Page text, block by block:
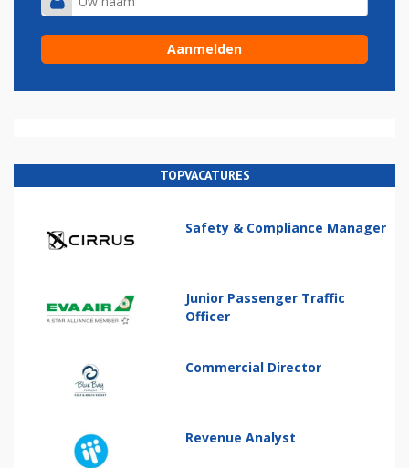
TOPVACATURES
Safety & Compliance Manager
Junior Passenger Traffic
Officer
Commercial Director
Revenue Analyst